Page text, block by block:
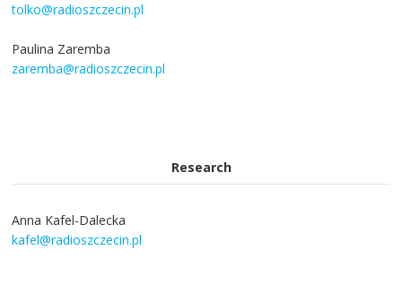
tolko@radioszczecin.pl
Paulina Zaremba
zaremba@radioszczecin.pl
Research
Anna Kafel-Dalecka
kafel@radioszczecin.pl